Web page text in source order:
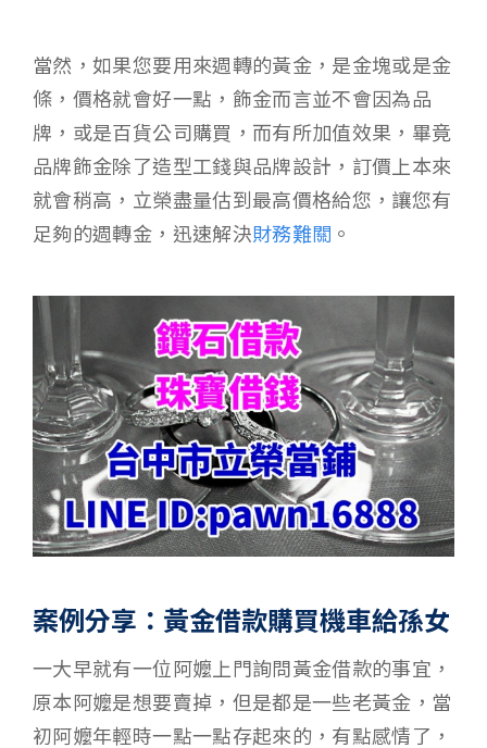
當然，如果您要用來週轉的黃金，是金塊或是金
條，價格就會好一點，飾金而言並不會因為品
牌，或是百貨公司購買，而有所加值效果，畢竟
品牌飾金除了造型工錢與品牌設計，訂價上本來
就會稍高，立榮盡量估到最高價格給您，讓您有
足夠的週轉金，迅速解決財務難關 。
案例分享：黃金借款購買機車給孫女
一大早就有一位阿嬤上門詢問黃金借款的事宜，
原本阿嬤是想要賣掉，但是都是一些老黃金，當
初阿嬤年輕時一點一點存起來的，有點感情了，